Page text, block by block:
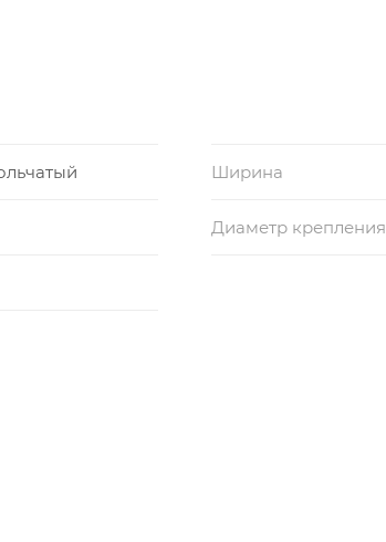
Ширина
Диаметр крепления